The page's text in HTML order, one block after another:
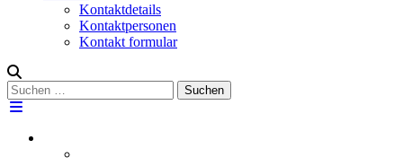
Kontaktdetails
Kontaktpersonen
Kontakt formular
Suchen
nach:
Suchen